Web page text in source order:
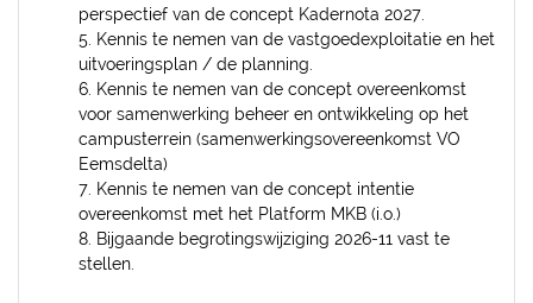
perspectief van de concept Kadernota 2027.
5. Kennis te nemen van de vastgoedexploitatie en het
uitvoeringsplan / de planning.
6. Kennis te nemen van de concept overeenkomst
voor samenwerking beheer en ontwikkeling op het
campusterrein (samenwerkingsovereenkomst VO
Eemsdelta)
7. Kennis te nemen van de concept intentie
overeenkomst met het Platform MKB (i.o.)
8. Bijgaande begrotingswijziging 2026-11 vast te
stellen.